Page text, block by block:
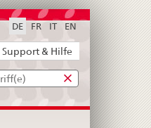
& Hilfe
DE FR IT EN